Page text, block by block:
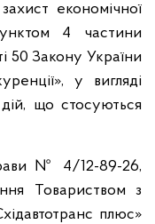
економічної
4 частини
50 Закону України
у вигляді
що стосуються
№ 4/12-89-26,
Товариством з
плюс»